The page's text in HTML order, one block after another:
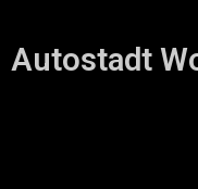
Autostadt